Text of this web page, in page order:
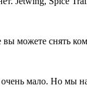
можете снять
мало. Но мы